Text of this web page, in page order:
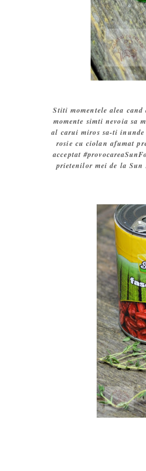
Stiti momentele alea
momente simti nevoia sa
al carui miros sa-ti
rosie cu ciolan afumat
acceptat
prietenilor mei de la Sun